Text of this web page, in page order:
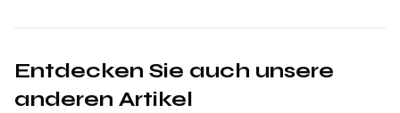
Entdecken Sie auch unsere
anderen Artikel